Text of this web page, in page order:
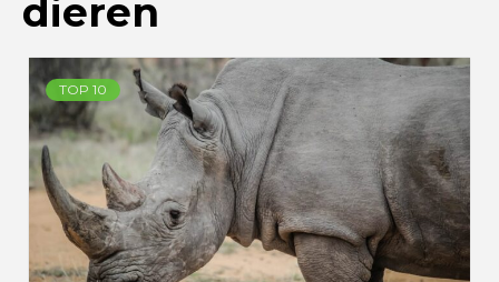
dieren
TOP 10